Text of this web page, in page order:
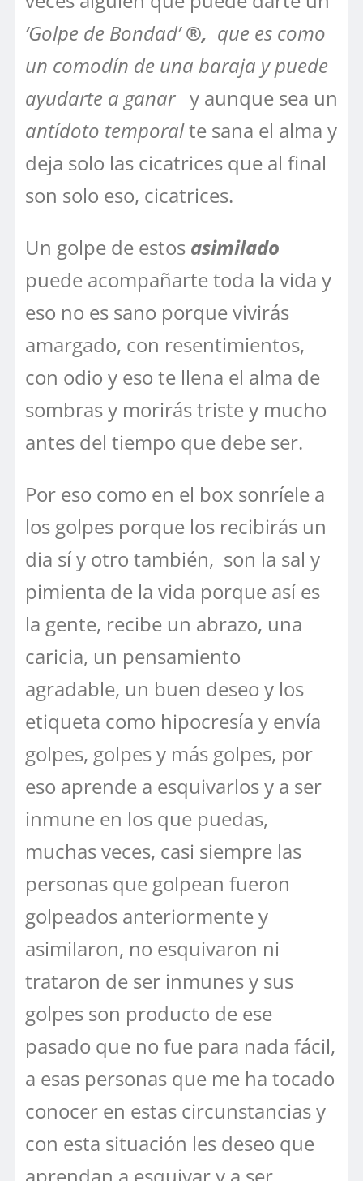
‘Golpe de Bondad’®, que es como
un comodín de una baraja y puede
ayudarte a ganar y aunque sea un
antídoto temporalte sana el alma y
deja solo las cicatrices que al final
son solo eso, cicatrices.
Un golpe de estos asimilado
puede acompañarte toda la vida y
eso no es sano porque vivirás
amargado, con resentimientos,
con odio y eso te llena el alma de
sombras y morirás triste y mucho
antes del tiempo que debe ser.
Por eso como en el box sonríele a
los golpes porque los recibirás un
dia sí y otro también, son la sal y
pimienta de la vida porque así es
la gente, recibe un abrazo, una
caricia, un pensamiento
agradable, un buen deseo y los
etiqueta como hipocresía y envía
golpes, golpes y más golpes, por
eso aprende a esquivarlos y a ser
inmune en los que puedas,
muchas veces, casi siempre las
personas que golpean fueron
golpeados anteriormente y
asimilaron, no esquivaron ni
trataron de ser inmunes y sus
golpes son producto de ese
pasado que no fue para nada fácil,
a esas personas que me ha tocado
conocer en estas circunstancias y
con esta situación les deseo que
aprendan a esquivar y a ser